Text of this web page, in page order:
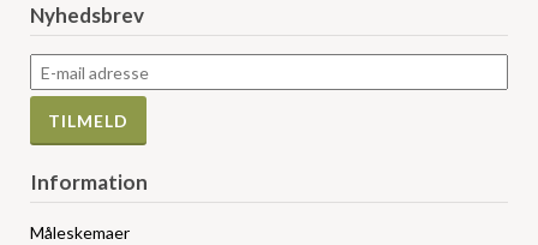
Nyhedsbrev
Information
Måleskemaer